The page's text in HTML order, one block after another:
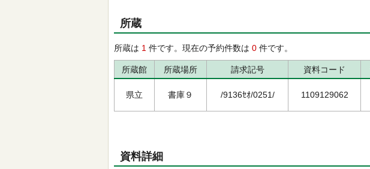
所蔵
所蔵は 1 件です。現在の予約件数は 0 件です。
所蔵館 所蔵場所 請求記号 資料コード
県立 書庫９ /9136ｾｵ/0251/ 1109129062
資料詳細